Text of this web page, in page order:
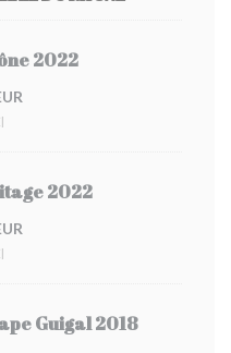
2022
2022
Guigal 2018